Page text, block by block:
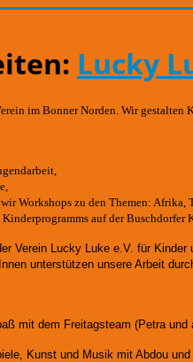
Lucky
im Bonner Norden. Wir
Workshops zu den Themen: Afrika,
auf der Buschdorfer
Verein Lucky Luke e.V. für Kinder
unterstützen unsere Arbeit
mit dem Freitagsteam (Petra und
Kunst und Musik mit Abdou